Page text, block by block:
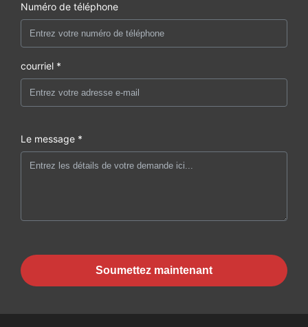
Numéro de téléphone
courriel *
Le message *
Soumettez maintenant